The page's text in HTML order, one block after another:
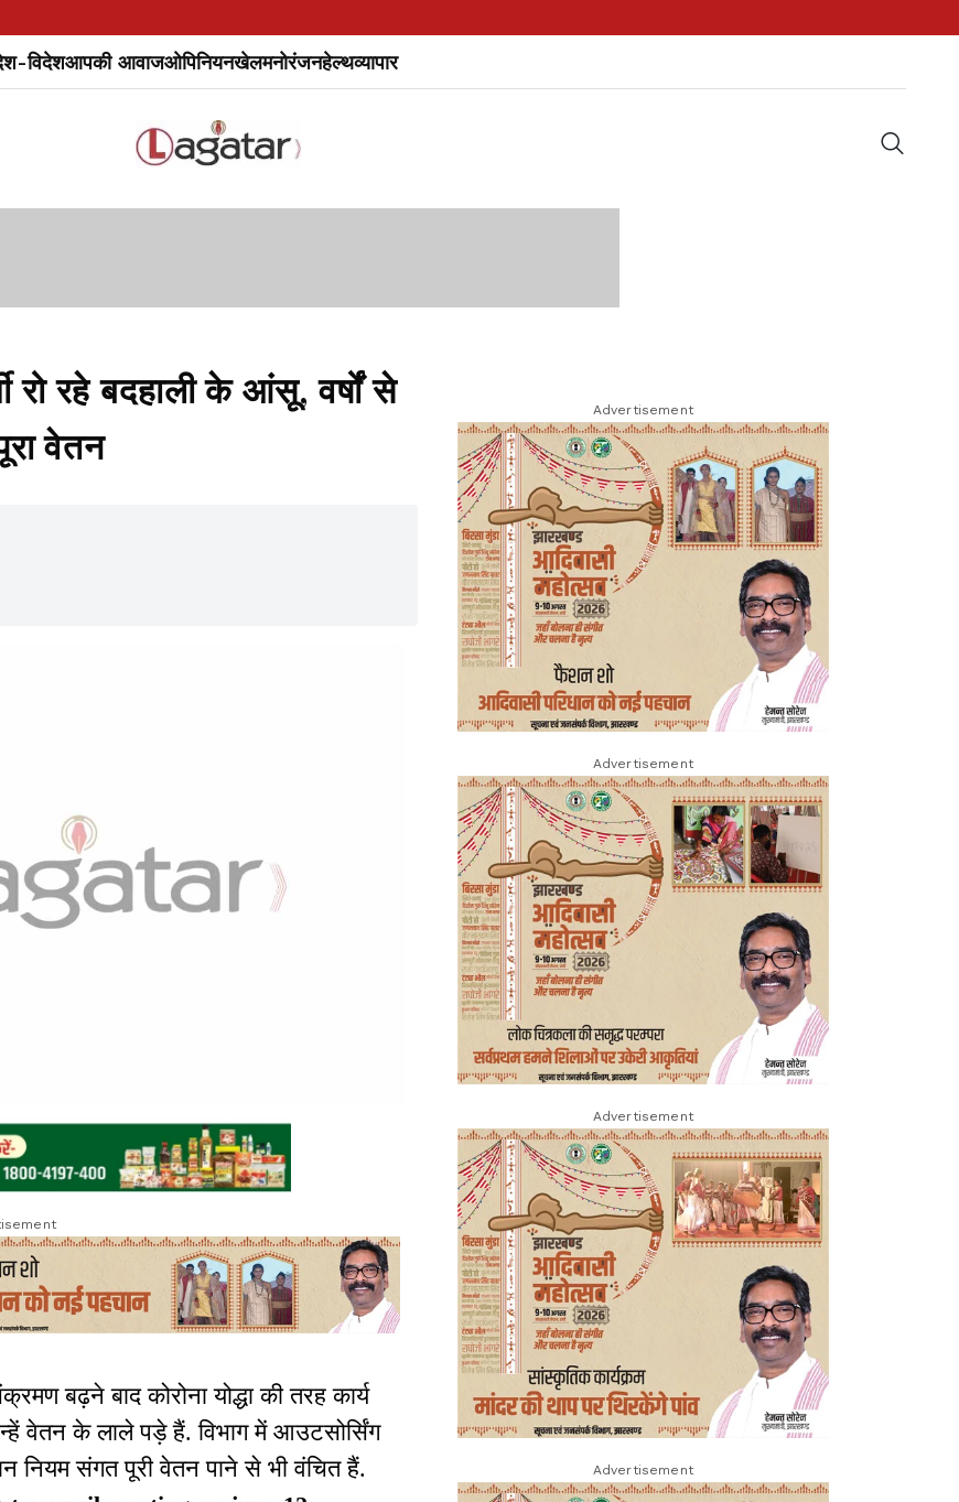
विदेशआपकी आवाजओपिनियनखेलमनोरंजनहेल्थव्यापार
रो रहे बदहाली के आंसू, वर्षों से
वेतन
बढ़ने बाद कोरोना योद्धा की तरह कार्य
वेतन के लाले पड़े हैं. विभाग में आउटसोर्सिंग
नियम संगत पूरी वेतन पाने से भी वंचित हैं.
Advertisement
Advertisement
Advertisement
Advertisement